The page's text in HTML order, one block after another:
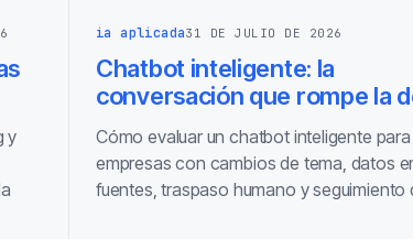
y
ia aplicada31 DE JULIO DE 2026
Chatbot inteligente: la
conversación que rompe la
Cómo evaluar un chatbot inteligente para
empresas con cambios de tema, datos
fuentes, traspaso humano y seguimiento